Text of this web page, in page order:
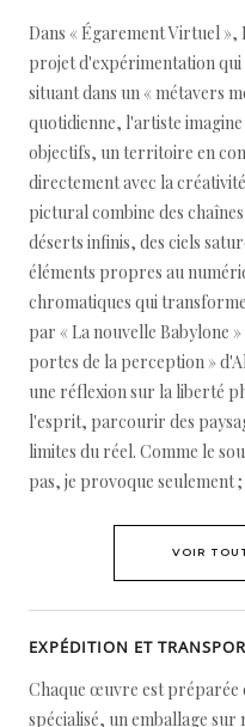
Dans « Égarement Virtuel
projet d'expérimentation qui
situant dans un « métavers
quotidienne, l'artiste
objectifs, un territoire en
directement avec la
pictural combine des
déserts infinis, des ciels
éléments propres au
chromatiques qui
par « La nouvelle Babylone
portes de la perception »
une réflexion sur la liberté
l'esprit, parcourir des
limites du réel. Comme le
pas, je provoque seulement
VOIR
EXPÉDITION ET
Chaque œuvre est préparée
spécialisé, un emballage sur